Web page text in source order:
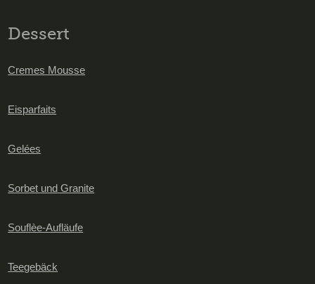
Dessert
Cremes Mousse
Eisparfaits
Gelées
Sorbet und Granite
Souflèe-Aufläufe
Teegebäck